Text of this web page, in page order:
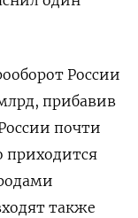
России
прибавив
почти
приходится
также